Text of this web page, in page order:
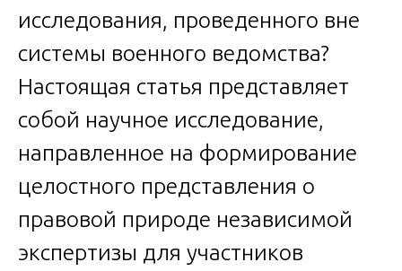
исследования, проведенного вне
системы военного ведомства?
Настоящая статья представляет
собой научное исследование,
направленное на формирование
целостного представления о
правовой природе независимой
экспертизы для участников